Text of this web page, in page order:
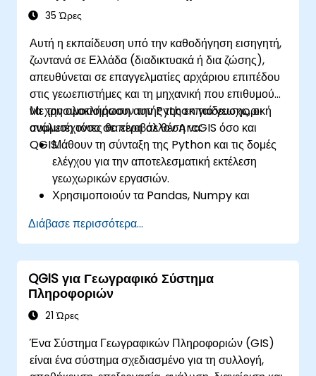
GoldenGate και αντιμετωπίσουν
Μηχανικής
35 Ώρες
Αυτή η εκπαίδευση υπό την καθοδήγηση εισηγητή,
ζωντανά σε Ελλάδα (διαδικτυακά ή δια ζώσης),
απευθύνεται σε επαγγελματίες αρχάριου επιπέδου
στις γεωεπιστήμες και τη μηχανική που επιθυμούν
να χρησιμοποιήσουν την Python για γεωχωρική
ανάλυση τόσο σε περιβάλλον ArcGIS όσο και
QGIS.
Με την ολοκλήρωση αυτής της εκπαίδευσης, οι
συμμετέχοντες θα είναι σε θέση να:
Μάθουν τη σύνταξη της Python και τις δομές
ελέγχου για την αποτελεσματική εκτέλεση
γεωχωρικών εργασιών.
Χρησιμοποιούν τα Pandas, Numpy και
οπτικοποίηση σε GIS.
Χειρίζονται και αναλύουν διανυσματικά
δεδομένα με τις βιβλιοθήκες Geopandas,
Arcpy και PyQGIS.
Αυτοματοποιούν γεωχωρικές διαδικασίες και
ροές εργασίας χρησιμοποιώντας σενάρια
Αναπτύσσουν προσαρμοσμένα εργαλεία
γεωεπεξεργασίας βασισμένα στην Python για
Διάβασε περισσότερα...
QGIS για Γεωγραφικό Σύστημα
Πληροφοριών
21 Ώρες
Ένα Σύστημα Γεωγραφικών Πληροφοριών (GIS)
είναι ένα σύστημα σχεδιασμένο για τη συλλογή,